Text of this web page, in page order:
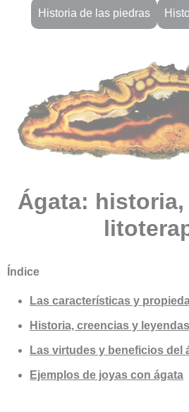
Historia de las piedras
Ágata:
Índice
Las características y
Historia, creencias y
Las virtudes y beneficios del
Ejemplos de joyas con ágata